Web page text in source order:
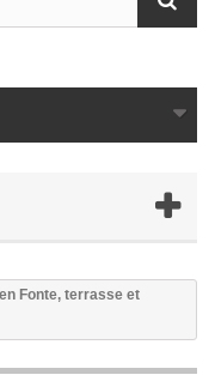
Fonte, terrasse et